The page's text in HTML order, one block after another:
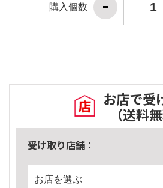
購入個数
お店で受
（送料
受け取り店舗：
お店を選ぶ